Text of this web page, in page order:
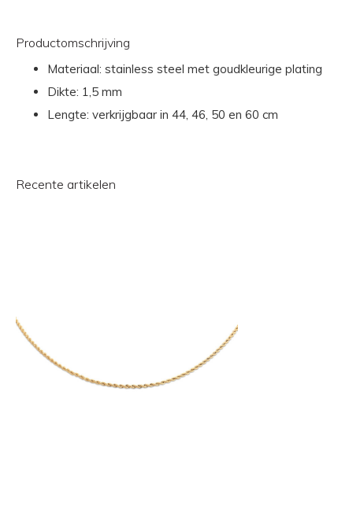
Productomschrijving
Materiaal: stainless steel met goudkleurige plating
Dikte: 1,5 mm
Lengte: verkrijgbaar in 44, 46, 50 en 60 cm
Recente artikelen